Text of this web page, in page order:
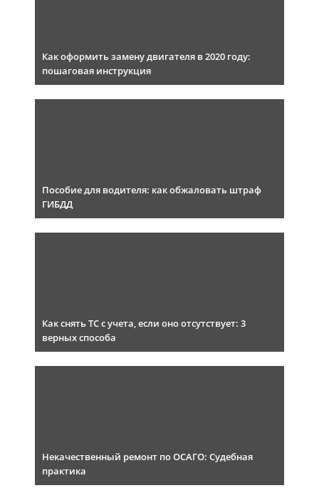
Как оформить замену двигателя в 2020 году:
пошаговая инструкция
Пособие для водителя: как обжаловать штраф
ГИБДД
Как снять ТС с учета, если оно отсутствует: 3
верных способа
Некачественный ремонт по ОСАГО: Судебная
практика